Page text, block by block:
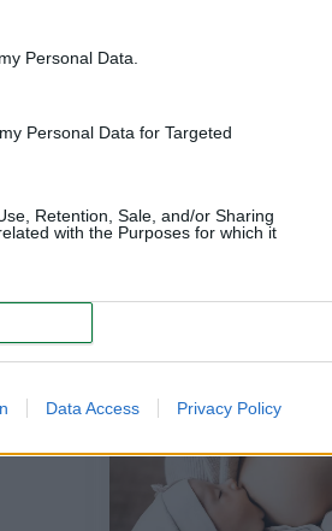
Personal Data.
Personal Data for Targeted
Retention, Sale, and/or Sharing
with the Purposes for which it
Data Access Privacy Policy